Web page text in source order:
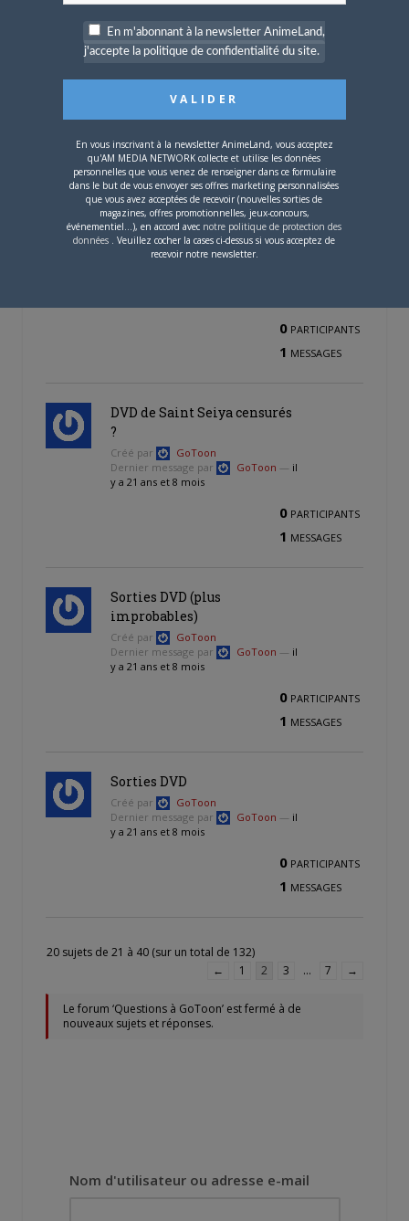
Family Compo
GoToon
Dernier message par
GoToon—il
0PARTICIPANTS
1MESSAGES
Robot Carnival
0 PARTICIPANTS
1 MESSAGES
DVD de Saint Seiya censurés
?
Créé par
GoToon
Dernier message par
GoToon — il
y a 21 ans et 8 mois
0 PARTICIPANTS
1 MESSAGES
Sorties DVD (plus
improbables)
Créé par
GoToon
Dernier message par
GoToon — il
y a 21 ans et 8 mois
0 PARTICIPANTS
1 MESSAGES
Sorties DVD
Créé par
GoToon
Dernier message par
GoToon — il
y a 21 ans et 8 mois
0 PARTICIPANTS
1 MESSAGES
20 sujets de 21 à 40 (sur un total de 132)
←
1 2 3 … 7 →
Le forum ‘Questions à GoToon’ est fermé à de
nouveaux sujets et réponses.
Nom d'utilisateur ou adresse e-mail
En m'abonnant à la newsletter AnimeLand,
j'accepte la politique de confidentialité du site.
En vous inscrivant à la newsletter AnimeLand, vous acceptez
qu'AM MEDIA NETWORK collecte et utilise les données
personnelles que vous venez de renseigner dans ce formulaire
dans le but de vous envoyer ses offres marketing personnalisées
que vous avez acceptées de recevoir (nouvelles sorties de
magazines, offres promotionnelles, jeux-concours,
événementiel...), en accord avec notre politique de protection des
données . Veuillez cocher la cases ci-dessus si vous acceptez de
recevoir notre newsletter.